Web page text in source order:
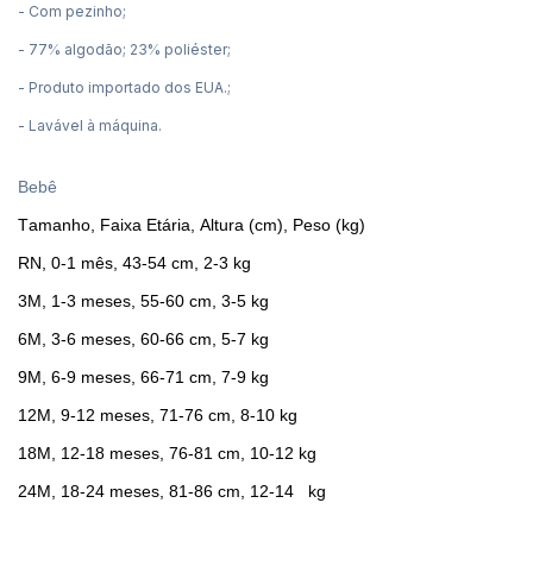
- Com pezinho;
- 77% algodão; 23% poliéster;
- Produto importado dos EUA.;
- Lavável à máquina.
Bebê
Tamanho, Faixa Etária, Altura (cm), Peso (kg)
RN, 0-1 mês, 43-54 cm, 2-3 kg
3M, 1-3 meses, 55-60 cm, 3-5 kg
6M, 3-6 meses, 60-66 cm, 5-7 kg
9M, 6-9 meses, 66-71 cm, 7-9 kg
12M, 9-12 meses, 71-76 cm, 8-10 kg
18M, 12-18 meses, 76-81 cm, 10-12 kg
24M, 18-24 meses, 81-86 cm, 12-14 kg